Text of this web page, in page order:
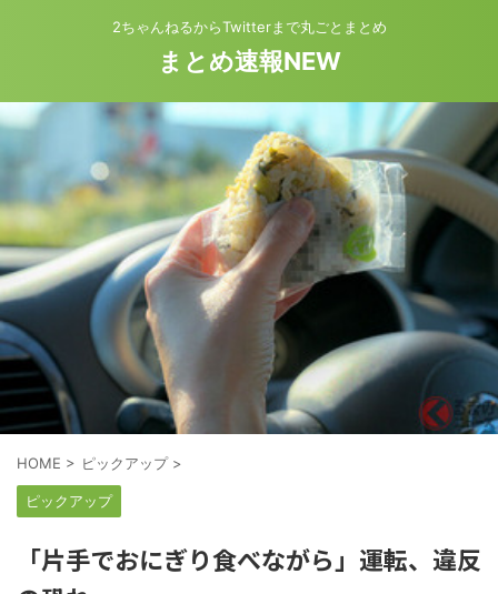
2ちゃんねるからTwitterまで丸ごとまとめ
まとめ速報NEW
HOME > ピックアップ >
ピックアップ
「片手でおにぎり食べながら」運転、違反